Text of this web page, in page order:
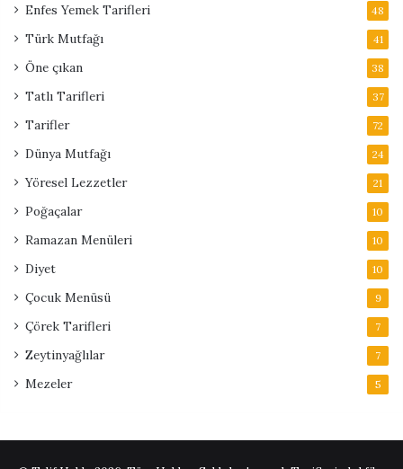
Enfes Yemek Tarifleri 48
Türk Mutfağı 41
Öne çıkan 38
Tatlı Tarifleri 37
Tarifler 72
Dünya Mutfağı 24
Yöresel Lezzetler 21
Poğaçalar 10
Ramazan Menüleri 10
Diyet 10
Çocuk Menüsü 9
Çörek Tarifleri 7
Zeytinyağlılar 7
Mezeler 5